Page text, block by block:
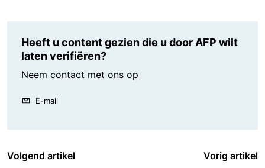
Heeft u content gezien die u door AFP wilt
laten verifiëren?
Neem contact met ons op
E-mail
Volgend artikel Vorig artikel